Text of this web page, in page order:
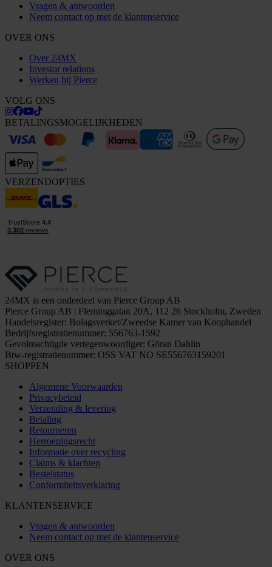
Vragen & antwoorden
Neem contact op met de klantenservice
OVER ONS
Over 24MX
Investor relations
Werken bij Pierce
VOLG ONS
BETALINGSMOGELIJKHEDEN
VERZENDOPTIES
24MX is een onderdeel van Pierce Group AB
Pierce Group AB | Fleminggatan 20A, 112 26 Stockholm, Zweden
Handelsregister: Bolagsverket/Zweedse Kamer van Koophandel
Bedrijfsregistratienummer: 556763-1592
Gevolmachtigde vertegenwoordiger: Göran Dahlin
Btw-registratienummer: OSS VAT NO SE556763159201
SHOPPEN
Algemene Voorwaarden
Privacybeleid
Verzending & levering
Betaling
Retourneren
Herroepingsrecht
Informatie over recycling
Claims & klachten
Bestelstatus
Conformiteitsverklaring
KLANTENSERVICE
Vragen & antwoorden
Neem contact op met de klantenservice
OVER ONS